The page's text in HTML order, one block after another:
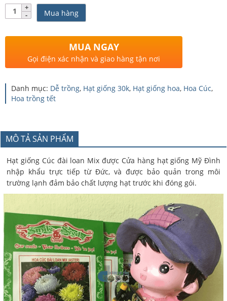
Số
lượng
Mua hàng
MUA NGAY
Gọi điện xác nhận và giao hàng tận nơi
Danh mục: Dễ trồng, Hạt giống 30k, Hạt giống hoa, Hoa Cúc,
Hoa trồng tết
MÔ TẢ SẢN PHẨM
Hạt giống Cúc đài loan Mix được Cửa hàng hạt giống Mỹ Đình
nhập khẩu trực tiếp từ Đức, và được bảo quản trong môi
trường lạnh đảm bảo chất lượng hạt trước khi đóng gói.